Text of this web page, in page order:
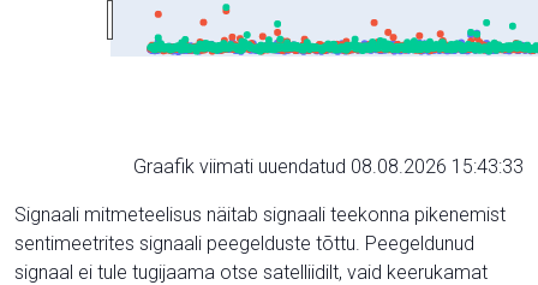
Graafik viimati uuendatud 08.08.2026 15:43:33
Signaali mitmeteelisus näitab signaali teekonna pikenemist
sentimeetrites signaali peegelduste tõttu. Peegeldunud
signaal ei tule tugijaama otse satelliidilt, vaid keerukamat